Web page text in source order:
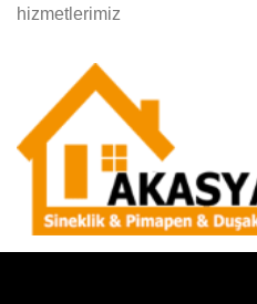
hizmetlerimiz